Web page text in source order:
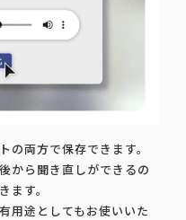
の両方で保存できます。
から聞き直しができるの
ます。
用途としてもお使いいた